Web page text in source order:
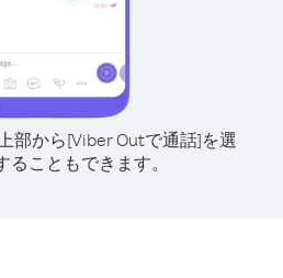
部から[Viber Outで通話]を選
ることもできます。